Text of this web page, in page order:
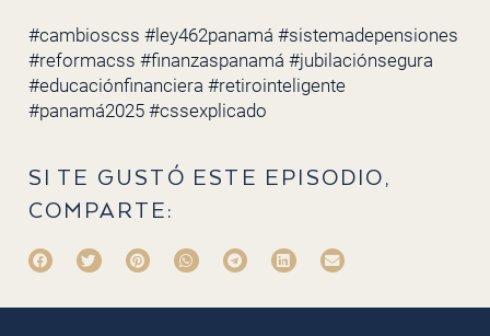
#cambioscss #ley462panamá #sistemadepensiones
#reformacss #finanzaspanamá #jubilaciónsegura
#educaciónfinanciera #retirointeligente
#panamá2025 #cssexplicado
SI TE GUSTÓ ESTE EPISODIO,
COMPARTE: